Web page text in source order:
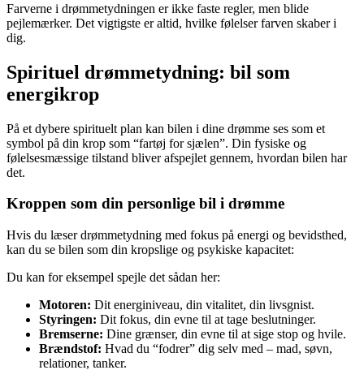
Farverne i drømmetydningen er ikke faste regler, men blide
pejlemærker. Det vigtigste er altid, hvilke følelser farven skaber i
dig.
Spirituel drømmetydning: bil som
energikrop
På et dybere spirituelt plan kan bilen i dine drømme ses som et
symbol på din krop som “fartøj for sjælen”. Din fysiske og
følelsesmæssige tilstand bliver afspejlet gennem, hvordan bilen har
det.
Kroppen som din personlige bil i drømme
Hvis du læser drømmetydning med fokus på energi og bevidsthed,
kan du se bilen som din kropslige og psykiske kapacitet:
Du kan for eksempel spejle det sådan her:
Motoren: Dit energiniveau, din vitalitet, din livsgnist.
Styringen: Dit fokus, din evne til at tage beslutninger.
Bremserne: Dine grænser, din evne til at sige stop og hvile.
Brændstof: Hvad du “fodrer” dig selv med – mad, søvn,
relationer, tanker.